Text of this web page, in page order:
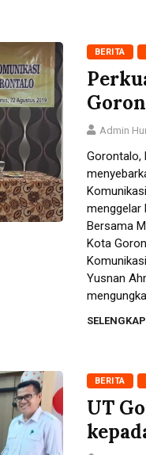
BERITA
Admin
Gorontalo,
menggelar
Bersama
Kota
Yusnan
BERITA
UT